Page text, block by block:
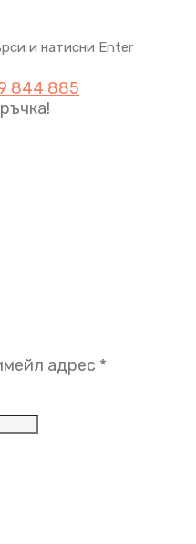
и натисни Enter
844 885
адрес *